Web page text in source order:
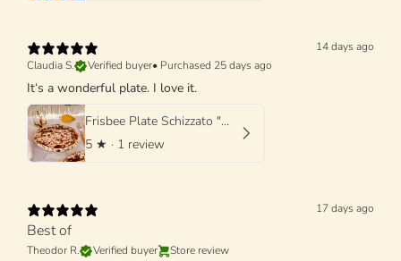
14 days ago
Claudia S.
Verified buyer• Purchased 25 days ago
It‘s a wonderful plate. I love it.
Frisbee Plate Schizzato "Marone"
5 ★ · 1 review
17 days ago
Best of
Theodor R. Verified buyer Store review